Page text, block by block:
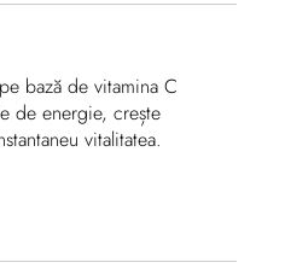
bază de vitamina C
de energie, crește
vitalitatea.